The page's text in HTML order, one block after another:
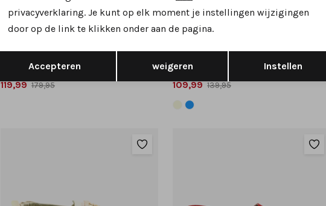
33%
DL Sport
7033 instappers en loafers wit combinatie
119,99 179,95
Waldlaufer
951503 instappers en loafers beige
wijdte H
109,99 139,95
Terug Opslaan
privacyverklaring. Je kunt op elk moment je instellingen wijzigingen
door op de link te klikken onder aan de pagina.
Accepteren weigeren Instellen